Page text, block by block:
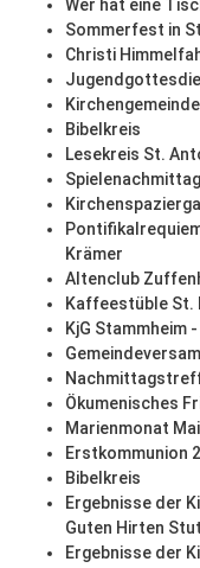
Wer hat eine
Sommerfest in
Christi
Bibelkreis
Lesekreis St.
Spielenachmittag
Krämer
Altenclub
Kaffeestüble St.
KjG Stammheim
Ökumenisches
Marienmonat Mai
Erstkommunion
Bibelkreis
Ergebnisse der
Guten Hirten
Ergebnisse der